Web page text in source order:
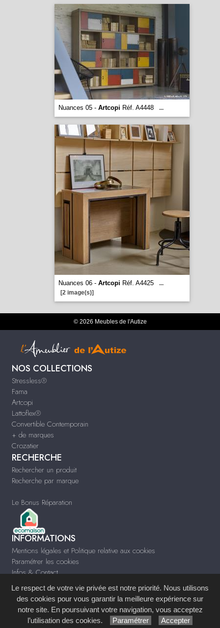
Nuances 05 - Artcopi Réf. A4448 ...
Nuances 06 - Artcopi Réf. A4425
...
[2 image(s)]
© 2026 Meubles de l'Autize
NOS COLLECTIONS
Stressless®
Fama
Artcopi
Lattoflex®
Convertible Contemporain
+ de marques
Crozatier
RECHERCHE
Rechercher un produit
Recherche par marque
Le Bonus Réparation
INFORMATIONS
Mentions légales et Politique relative aux cookies
Paramétrer les cookies
Infos & Contact
Site réalisé avec leSystème de Gestion de Contenu (SGC)imagenia, créé et
développé en France parmémoire d'images.
Le respect de votre vie privée est notre priorité. Nous utilisons
des cookies pour vous garantir la meilleure expérience sur
notre site. En poursuivant votre navigation, vous acceptez
l’utilisation des cookies.
Paramétrer Accepter